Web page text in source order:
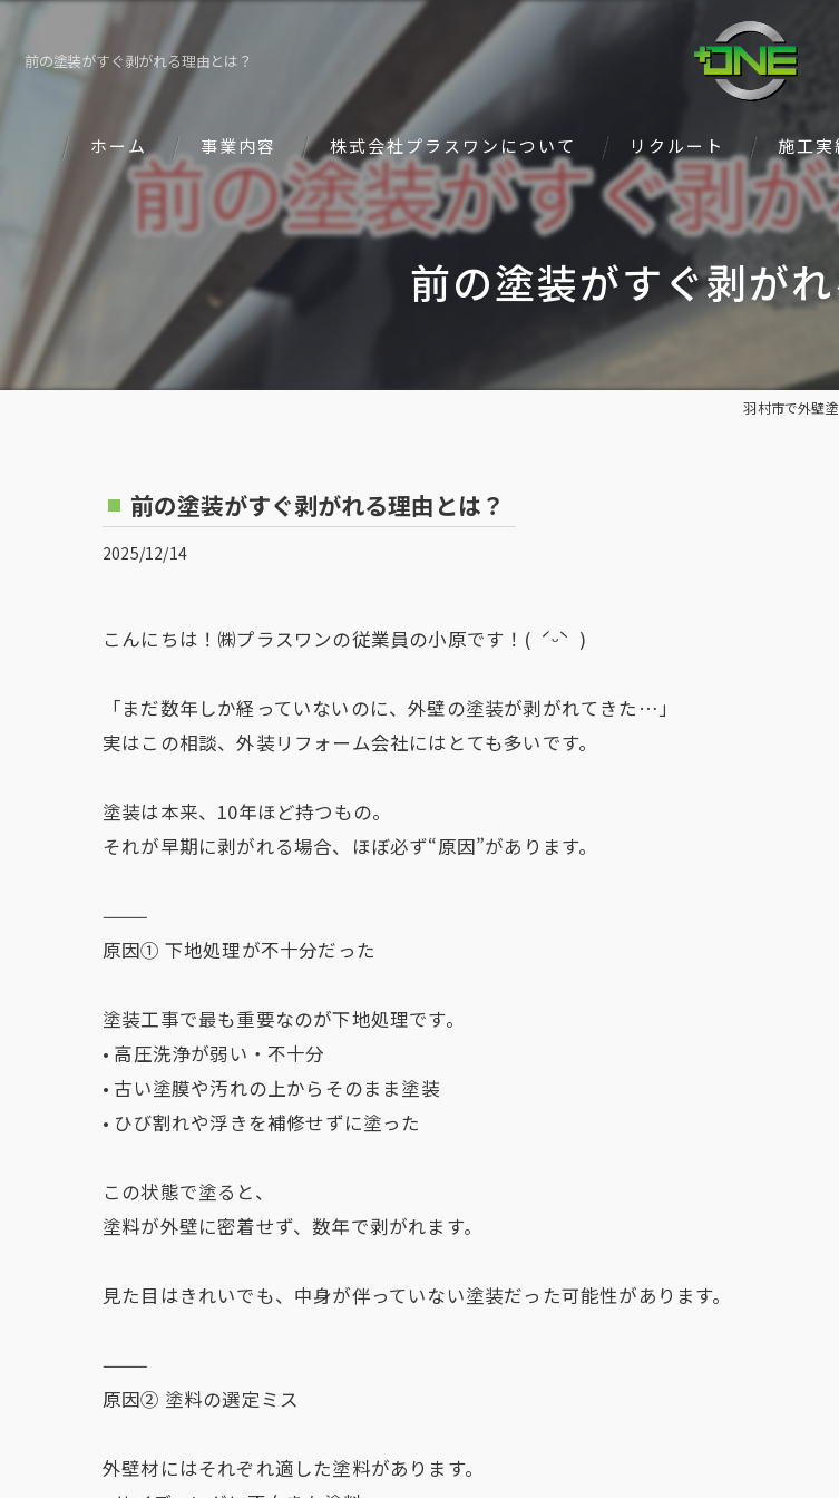
前の塗装がすぐ剥がれる理由とは？
ホーム 事業内容 株式会社プラスワンについて リクルート 施工実
前の塗装がすぐ剥が
羽村市で外壁
前の塗装がすぐ剥がれる理由とは？
2025/12/14
こんにちは！㈱プラスワンの従業員の小原です！( ˊᵕˋ )
「まだ数年しか経っていないのに、外壁の塗装が剥がれてきた…」
実はこの相談、外装リフォーム会社にはとても多いです。
塗装は本来、10年ほど持つもの。
それが早期に剥がれる場合、ほぼ必ず“原因”があります。
⸻
原因① 下地処理が不十分だった
塗装工事で最も重要なのが下地処理です。
• 高圧洗浄が弱い・不十分
• 古い塗膜や汚れの上からそのまま塗装
• ひび割れや浮きを補修せずに塗った
この状態で塗ると、
塗料が外壁に密着せず、数年で剥がれます。
見た目はきれいでも、中身が伴っていない塗装だった可能性があります。
⸻
原因② 塗料の選定ミス
外壁材にはそれぞれ適した塗料があります。